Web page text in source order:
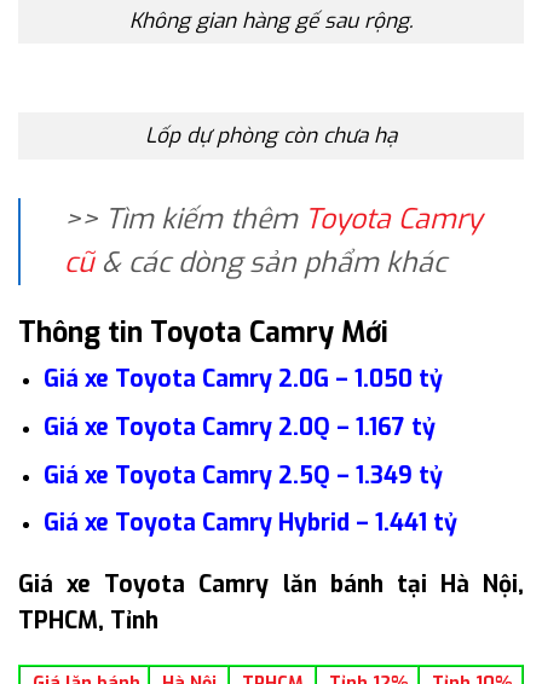
Không gian hàng gế sau rộng.
Lốp dự phòng còn chưa hạ
>> Tìm kiếm thêm Toyota Camry
cũ& các dòng sản phẩm khác
Thông tin Toyota Camry Mới
Giá xe Toyota Camry 2.0G – 1.050 tỷ
Giá xe Toyota Camry 2.0Q – 1.167 tỷ
Giá xe Toyota Camry 2.5Q – 1.349 tỷ
Giá xe Toyota Camry Hybrid – 1.441 tỷ
Giá xe Toyota Camry lăn bánh tại Hà Nội,
TPHCM, Tỉnh